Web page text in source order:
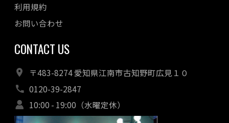
利用規約
お問い合わせ
CONTACT US
〒483-8274 愛知県江南市古知野町広見１０
0120-39-2847
10:00 - 19:00（水曜定休）